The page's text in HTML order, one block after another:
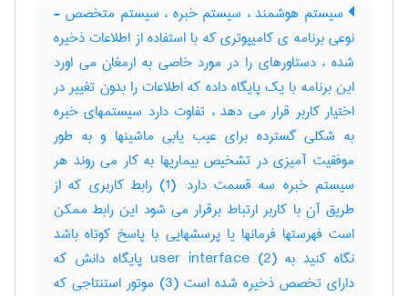
سیستم هوشمند ، سیستم خبره ، سیستم متخصص -
نوعی برنامه ی کامیپوتری که با استفاده از اطلاعات ذخیره
شده ، دستاورهای را در مورد خاصی به ارمغان می اورد
این برنامه با یک پایگاه داده که اطلاعات را بدون تغییر در
اختیار کاربر قرار می دهد ، تفاوت دارد سیستمهای خبره
به شکلی گسترده برای عیب یابی ماشینها و به طور
موفقیت آمیزی در تشخیص بیماریها به کار می روند هر
سیستم خبره سه قسمت دارد: (1) رابط کاربری که از
طریق آن با کاربر ارتباط برقرار می شود این رابط ممکن
است فهرستها فرمانها یا پرسشهایی با پاسخ کوتاه باشد
نگاه کنید به user interface (2) پایگاه دانش که
دارای تخصص ذخیره شده است (3) موتور استنتاجی که